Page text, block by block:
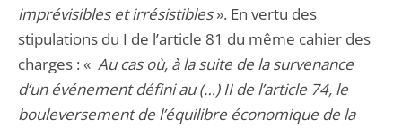
imprévisibles et irrésistibles». En vertu des
stipulations du I de l’article 81 du même cahier des
charges : « Au cas où, à la suite de la survenance
d’un événement défini au (…) II de l’article 74, le
bouleversement de l’équilibre économique de la